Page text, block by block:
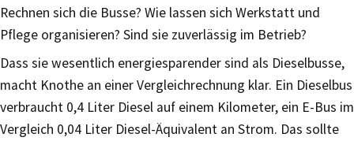
Rechnen sich die Busse? Wie lassen sich Werkstatt und
Pflege organisieren? Sind sie zuverlässig im Betrieb?
Dass sie wesentlich energiesparender sind als Dieselbusse,
macht Knothe an einer Vergleichrechnung klar. Ein Dieselbus
verbraucht 0,4 Liter Diesel auf einem Kilometer, ein E-Bus im
Vergleich 0,04 Liter Diesel-Äquivalent an Strom. Das sollte